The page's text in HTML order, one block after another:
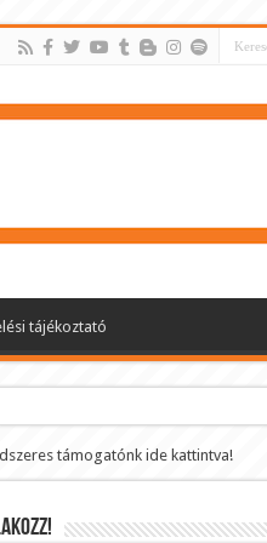
tájékoztató
támogatónk ide kattintva!